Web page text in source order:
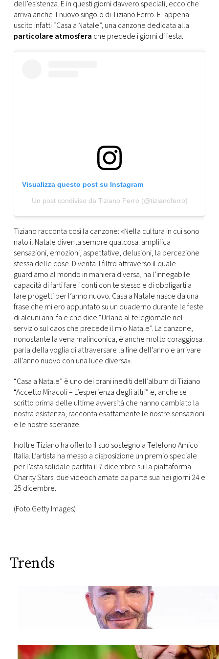
CONSIGLIA
dell’esistenza. E in questi giorni davvero speciali, ecco che
arriva anche il nuovo singolo di Tiziano Ferro. E’ appena
uscito infatti “Casa a Natale”, una canzone dedicata alla
particolare atmosfera che precede i giorni di festa.
Visualizza questo post su Instagram
Un post condiviso da Tiziano Ferro (@tizianoferro)
Tiziano racconta così la canzone: «Nella cultura in cui sono
nato il Natale diventa sempre qualcosa: amplifica
sensazioni, emozioni, aspettative, delusioni, la percezione
stessa delle cose. Diventa il filtro attraverso il quale
guardiamo al mondo in maniera diversa, ha l’innegabile
capacità di farti fare i conti con te stesso e di obbligarti a
fare progetti per l’anno nuovo. Casa a Natale nasce da una
frase che mi ero appuntato su un quaderno durante le feste
di alcuni anni fa e che dice “Urlano al telegiornale nel
servizio sul caos che precede il mio Natale”. La canzone,
nonostante la vena malinconica, è anche molto coraggiosa:
parla della voglia di attraversare la fine dell’anno e arrivare
all’anno nuovo con una luce diversa».
“Casa a Natale” è uno dei brani inediti dell’album di Tiziano
“Accetto Miracoli – L’esperienza degli altri” e, anche se
scritto prima delle ultime avversità che hanno cambiato la
nostra esistenza, racconta esattamente le nostre sensazioni
e le nostre speranze.
Inoltre Tiziano ha offerto il suo sostegno a Telefono Amico
Italia. L’artista ha messo a disposizione un premio speciale
per l’asta solidale partita il 7 dicembre sulla piattaforma
Charity Stars: due videochiamate da parte sua nei giorni 24 e
25 dicembre.
(Foto Getty Images)
Trends